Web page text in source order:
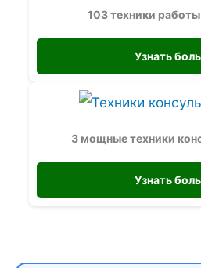
103 техники
Узнать
3 мощные техники
Узнать